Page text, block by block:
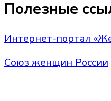
Полезные
Интернет-портал
Союз женщин России